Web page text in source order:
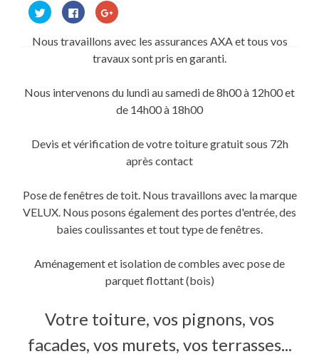
Cliquez
pour
partager
Twitter(ouvre
Cliquez
pour
partager
sur
Facebook(ouvre
dans
une
Cliquez
pour
Google+
dans
fenêtre)
Nous travaillons avec les assurances AXA et tous vos
travaux sont pris en garanti.
Nous intervenons du lundi au samedi de 8h00 à 12h00 et
de 14h00 à 18h00
Devis et vérification de votre toiture gratuit sous 72h
après contact
Pose de fenêtres de toit. Nous travaillons avec la marque
VELUX. Nous posons également des portes d'entrée, des
baies coulissantes et tout type de fenêtres.
Aménagement et isolation de combles avec pose de
parquet flottant (bois)
Votre toiture, vos pignons, vos
facades, vos murets, vos terrasses...